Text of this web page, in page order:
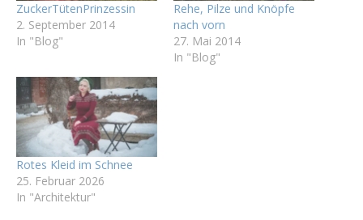
ZuckerTütenPrinzessin
2. September 2014
In "Blog"
Rehe, Pilze und Knöpfe
nach vorn
27. Mai 2014
In "Blog"
Rotes Kleid im Schnee
25. Februar 2026
In "Architektur"